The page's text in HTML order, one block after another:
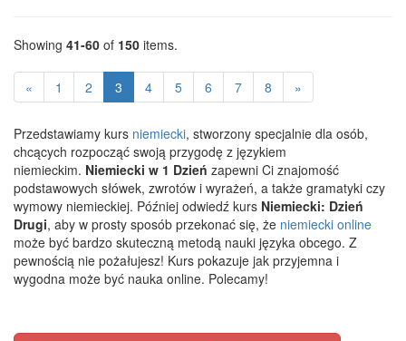
Showing 41-60 of 150 items.
« 1 2 3 4 5 6 7 8 »
Przedstawiamy kurs niemiecki, stworzony specjalnie dla osób,
chcących rozpocząć swoją przygodę z językiem
niemieckim. Niemiecki w 1 Dzień zapewni Ci znajomość
podstawowych słówek, zwrotów i wyrażeń, a także gramatyki czy
wymowy niemieckiej. Później odwiedź kurs Niemiecki: Dzień
Drugi, aby w prosty sposób przekonać się, że niemiecki online
może być bardzo skuteczną metodą nauki języka obcego. Z
pewnością nie pożałujesz! Kurs pokazuje jak przyjemna i
wygodna może być nauka online. Polecamy!